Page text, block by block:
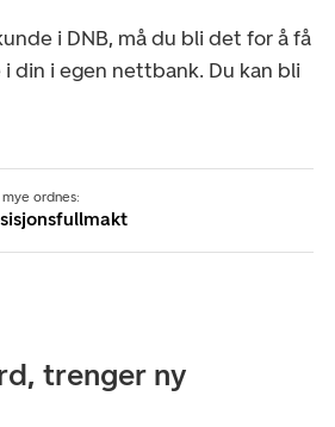
i DNB, må du bli det for å få
din i egen nettbank. Du kan bli
mye ordnes:
trenger ny